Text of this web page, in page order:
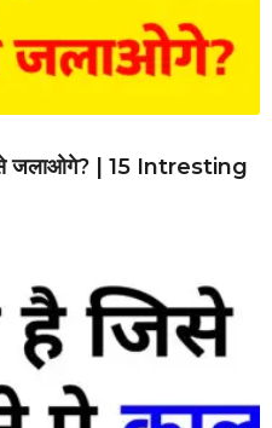
जलाओगे? | 15 Intresting